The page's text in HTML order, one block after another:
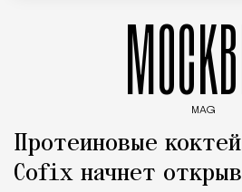
MAG
Протеиновые
Cofix начнет